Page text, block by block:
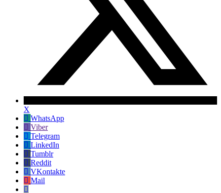
X
WhatsApp
Viber
Telegram
LinkedIn
Tumblr
Reddit
VKontakte
Mail